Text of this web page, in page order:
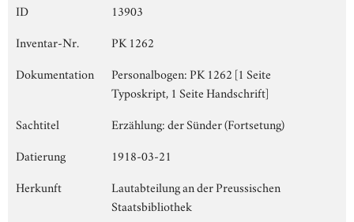
ID
13903
Inventar-Nr.
PK 1262
Dokumentation
Personalbogen: PK 1262 [1 Seite
Typoskript, 1 Seite Handschrift]
Sachtitel
Erzählung: der Sünder (Fortsetung)
Datierung
1918-03-21
Herkunft
Lautabteilung an der Preussischen
Staatsbibliothek